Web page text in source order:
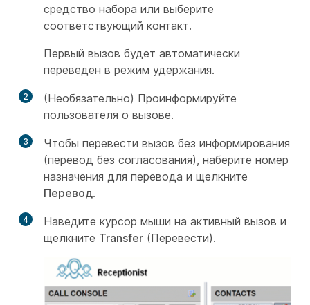
средство набора или выберите
соответствующий контакт.
Первый вызов будет автоматически
переведен в режим удержания.
2
(Необязательно) Проинформируйте
пользователя о вызове.
3
Чтобы перевести вызов без информирования
(перевод без согласования), наберите номер
назначения для перевода и щелкните
Перевод.
4
Наведите курсор мыши на активный вызов и
щелкните Transfer (Перевести).